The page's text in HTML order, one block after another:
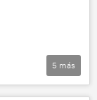
5 más